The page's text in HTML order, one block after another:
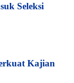
Seleksi
Kajian